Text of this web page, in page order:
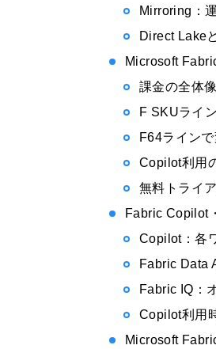
Mirroring：
Direct Lake
Microsoft
課金の全体
F SKUライ
F64ライン
Copilot利用
無料トライ
Fabric Copilot
Copilot：各
Fabric Data
Fabric IQ：
Copilot利用
Microsoft